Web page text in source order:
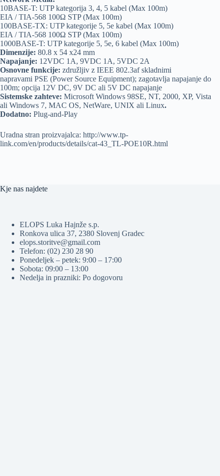
10BASE-T: UTP kategorija 3, 4, 5 kabel (Max 100m)
EIA / TIA-568 100Ω STP (Max 100m)
100BASE-TX: UTP kategorije 5, 5e kabel (Max 100m)
EIA / TIA-568 100Ω STP (Max 100m)
1000BASE-T: UTP kategorije 5, 5e, 6 kabel (Max 100m)
Dimenzije: 80.8 x 54 x24 mm
Napajanje: 12VDC 1A, 9VDC 1A, 5VDC 2A
Osnovne funkcije: združljiv z IEEE 802.3af skladnimi
napravami PSE (Power Source Equipment); zagotavlja napajanje do
100m; opcija 12V DC, 9V DC ali 5V DC napajanje
Sistemske zahteve: Microsoft Windows 98SE, NT, 2000, XP, Vista
ali Windows 7, MAC OS, NetWare, UNIX ali Linux.
Dodatno: Plug-and-Play
Uradna stran proizvajalca: http://www.tp-
link.com/en/products/details/cat-43_TL-POE10R.html
Kje nas najdete
ELOPS Luka Hajnže s.p.
Ronkova ulica 37, 2380 Slovenj Gradec
elops.storitve@gmail.com
Telefon: (02) 230 28 90
Ponedeljek – petek: 9:00 – 17:00
Sobota: 09:00 – 13:00
Nedelja in prazniki: Po dogovoru